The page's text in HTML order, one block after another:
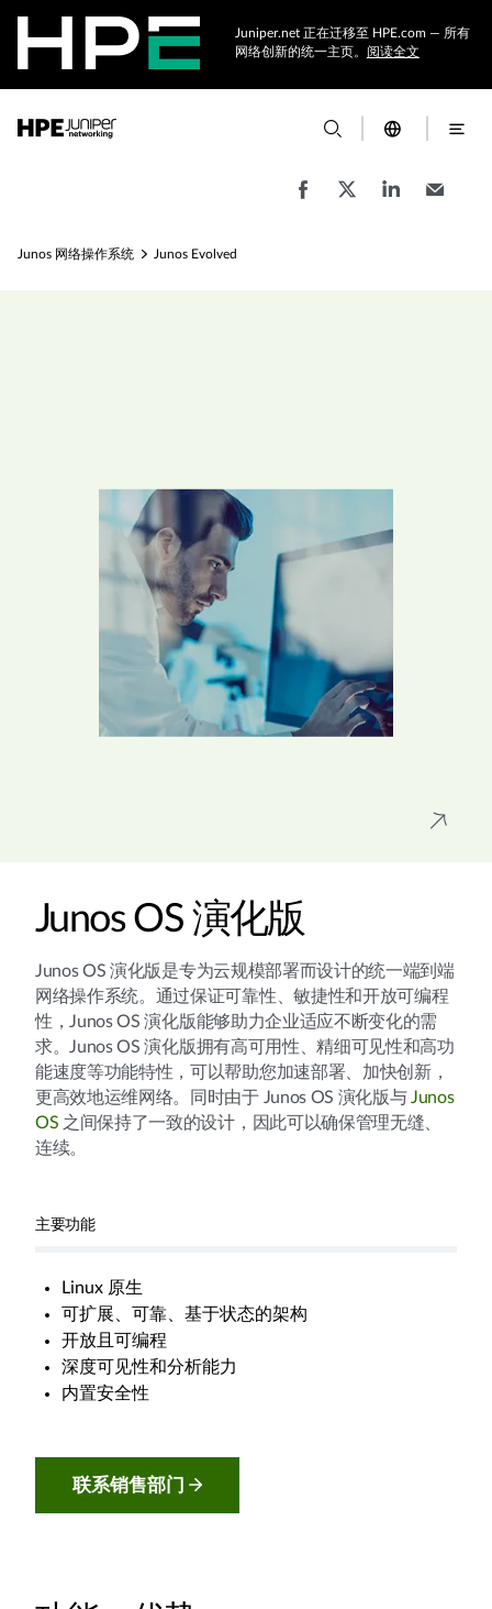
Juniper.net 正在迁移至 HPE.com — 所有
网络创新的统一主页。 阅读全文
Junos 网络操作系统 Junos Evolved
Junos OS 演化版
Junos OS 演化版是专为云规模部署而设计的统一端到端
网络操作系统。通过保证可靠性、敏捷性和开放可编程
性，Junos OS 演化版能够助力企业适应不断变化的需
求。Junos OS 演化版拥有高可用性、精细可见性和高功
能速度等功能特性，可以帮助您加速部署、加快创新，
更高效地运维网络。同时由于 Junos OS 演化版与Junos
OS 之间保持了一致的设计，因此可以确保管理无缝、
连续。
主要功能
Linux 原生
可扩展、可靠、基于状态的架构
开放且可编程
深度可见性和分析能力
内置安全性
联系销售部门